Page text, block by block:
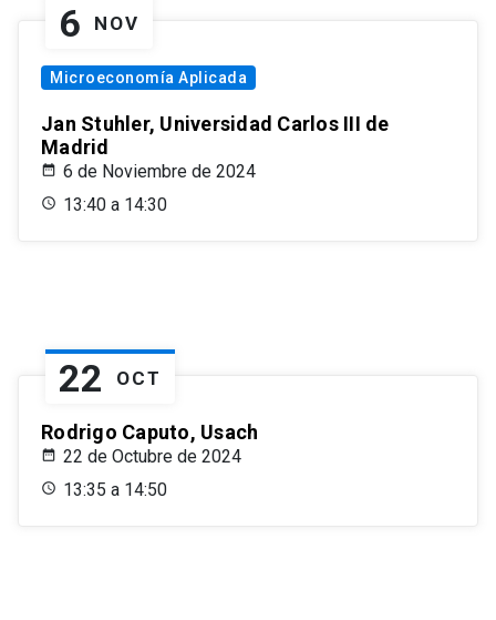
6 NOV
Microeconomía Aplicada
Jan Stuhler, Universidad Carlos III de
Madrid
6 de Noviembre de 2024
13:40 a 14:30
22 OCT
Rodrigo Caputo, Usach
22 de Octubre de 2024
13:35 a 14:50